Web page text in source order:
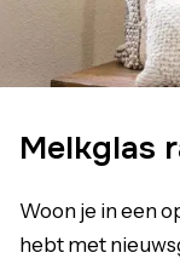
Melkglas
Woon je in een
hebt met